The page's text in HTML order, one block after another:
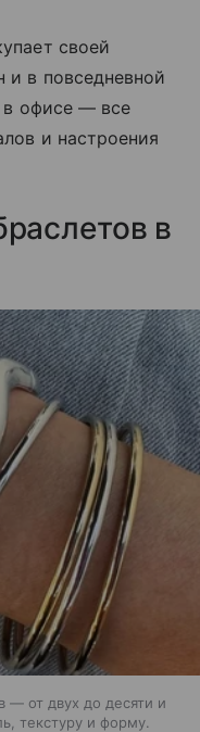
своей
и в повседневной
в офисе — все
и настроения
в
— от двух до десяти и
текстуру и форму.